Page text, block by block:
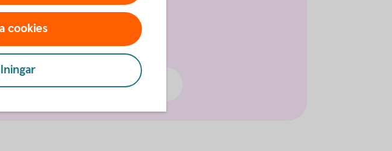
Olycksfallsförsäkring
Vårdförsäkring företag
cookies